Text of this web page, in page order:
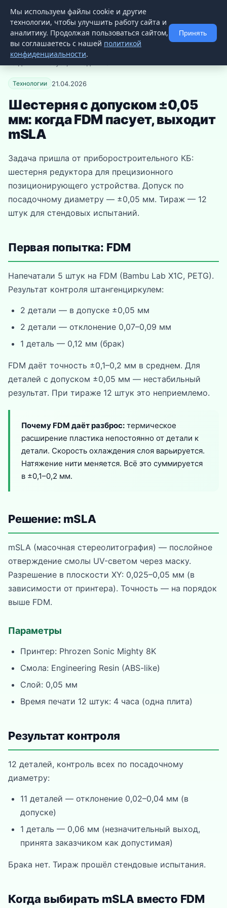
3DZIPPER 📚 Статьи
Главная→База знаний→ Шестерня с допуском ±0,05 мм:
Технологии 21.04.2026
Шестерня с допуском ±0,05
мм: когда FDM пасует, выходит
mSLA
Задача пришла от приборостроительного КБ:
шестерня редуктора для прецизионного
позиционирующего устройства. Допуск по
посадочному диаметру — ±0,05 мм. Тираж — 12
штук для стендовых испытаний.
Первая попытка: FDM
Напечатали 5 штук на FDM (Bambu Lab X1C, PETG).
Результат контроля штангенциркулем:
2 детали — в допуске ±0,05 мм
2 детали — отклонение 0,07–0,09 мм
1 деталь — 0,12 мм (брак)
FDM даёт точность ±0,1–0,2 мм в среднем. Для
деталей с допуском ±0,05 мм — нестабильный
результат. При тираже 12 штук это неприемлемо.
Почему FDM даёт разброс: термическое
расширение пластика непостоянно от детали к
детали. Скорость охлаждения слоя варьируется.
Натяжение нити меняется. Всё это суммируется
в ±0,1–0,2 мм.
Решение: mSLA
mSLA (масочная стереолитография) — послойное
отверждение смолы UV-светом через маску.
Разрешение в плоскости XY: 0,025–0,05 мм (в
зависимости от принтера). Точность — на порядок
выше FDM.
Параметры
Принтер: Phrozen Sonic Mighty 8K
Смола: Engineering Resin (ABS-like)
Слой: 0,05 мм
Время печати 12 штук: 4 часа (одна плита)
Результат контроля
12 деталей, контроль всех по посадочному
диаметру:
11 деталей — отклонение 0,02–0,04 мм (в
допуске)
1 деталь — 0,06 мм (незначительный выход,
принята заказчиком как допустимая)
Брака нет. Тираж прошёл стендовые испытания.
Когда выбирать mSLA вместо FDM
Мы используем файлы cookie и другие
технологии, чтобы улучшить работу сайта и
аналитику. Продолжая пользоваться сайтом,
вы соглашаетесь с нашей политикой
конфиденциальности.
Принять